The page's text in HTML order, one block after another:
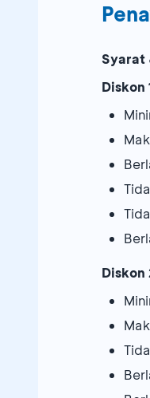
Syarat
Diskon
Diskon